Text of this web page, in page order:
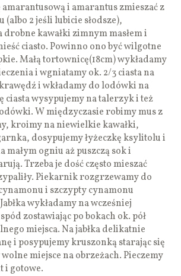
i amarantus zmieszać z
(albo 2 jeśli lubicie słodsze),
kawałki zimnym masłem i
ciasto. Powinno ono być wilgotne
Małą tortownicę(18cm) wykładamy
i wgniatamy ok. 2/3 ciasta na
i wkładamy do lodówki na
ciasta wysypujemy na talerzyk i też
W międzyczasie robimy mus z
kroimy na niewielkie kawałki,
dosypujemy łyżeczkę ksylitolu i
małym ogniu aż puszczą sok i
Trzeba je dość często mieszać
Piekarnik rozgrzewamy do
i szczypty cynamonu
wykładamy na wcześniej
zostawiając po bokach ok. pół
miejsca. Na jabłka delikatnie
i posypujemy kruszonką starając się
wolne miejsce na obrzeżach. Pieczemy
i gotowe.